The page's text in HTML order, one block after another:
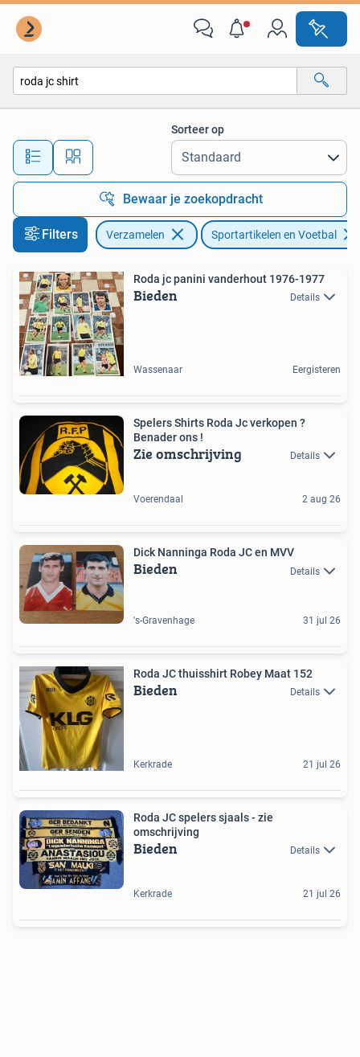
Alle afstanden…
Sorteer op
Bewaar je zoekopdracht
Filters Verzamelen Sportartikelen en Voetbal
Roda jc panini vanderhout 1976-1977
Bieden Details
Wassenaar Eergisteren
Spelers Shirts Roda Jc verkopen ?
Benader ons !
Zie omschrijving Details
Voerendaal 2 aug 26
Dick Nanninga Roda JC en MVV
Bieden Details
's-Gravenhage 31 jul 26
Roda JC thuisshirt Robey Maat 152
Bieden Details
Kerkrade 21 jul 26
Roda JC spelers sjaals - zie
omschrijving
Bieden Details
Kerkrade 21 jul 26